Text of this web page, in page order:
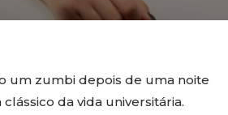
um zumbi depois de uma noite
da vida universitária.